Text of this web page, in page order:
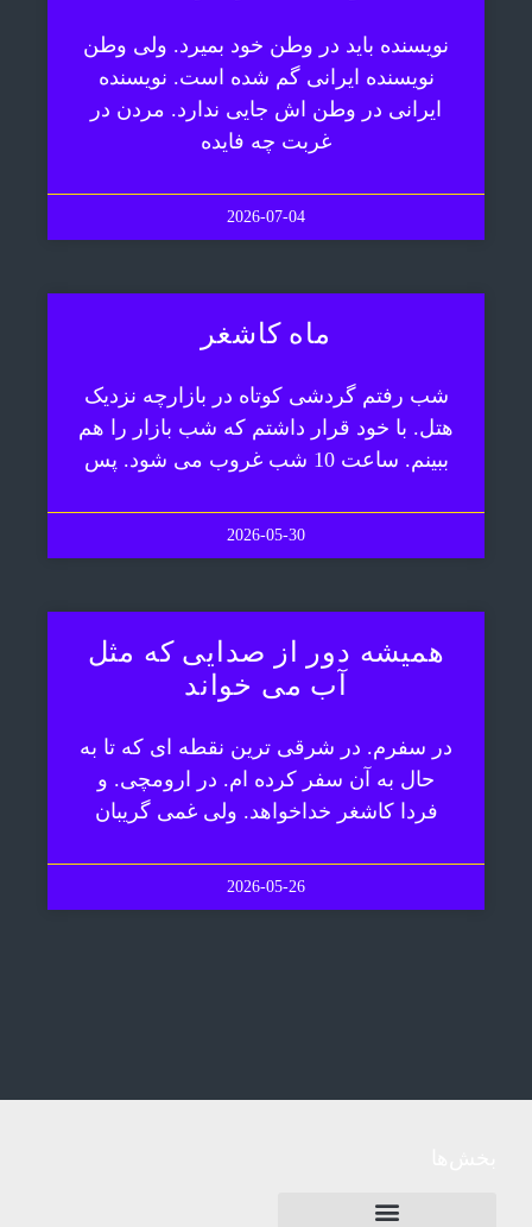
نویسنده باید در وطن خود بمیرد. ولی وطن
نویسنده ایرانی گم شده است. نویسنده
ایرانی در وطن اش جایی ندارد. مردن در
غربت چه فایده
2026-07-04
ماه کاشغر
شب رفتم گردشی کوتاه در بازارچه نزدیک
هتل. با خود قرار داشتم که شب بازار را هم
ببینم. ساعت 10 شب غروب می شود. پس
2026-05-30
همیشه دور از صدایی که مثل
آب می خواند
در سفرم. در شرقی ترین نقطه ای که تا به
حال به آن سفر کرده ام. در ارومچی. و
فردا کاشغر خداخواهد. ولی غمی گریبان
2026-05-26